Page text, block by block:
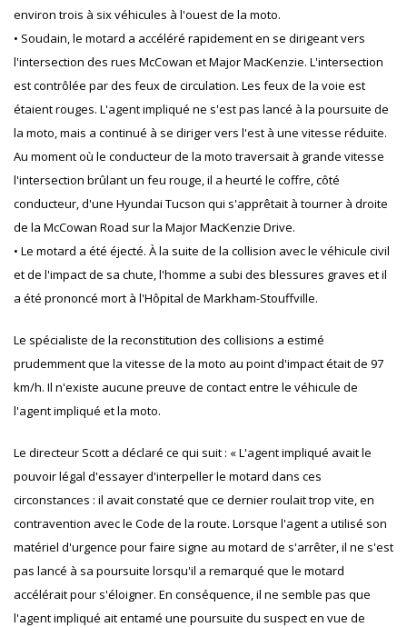
environ trois à six véhicules à l'ouest de la moto.
• Soudain, le motard a accéléré rapidement en se dirigeant vers
l'intersection des rues McCowan et Major MacKenzie. L'intersection
est contrôlée par des feux de circulation. Les feux de la voie est
étaient rouges. L'agent impliqué ne s'est pas lancé à la poursuite de
la moto, mais a continué à se diriger vers l'est à une vitesse réduite.
Au moment où le conducteur de la moto traversait à grande vitesse
l'intersection brûlant un feu rouge, il a heurté le coffre, côté
conducteur, d'une Hyundai Tucson qui s'apprêtait à tourner à droite
de la McCowan Road sur la Major MacKenzie Drive.
• Le motard a été éjecté. À la suite de la collision avec le véhicule civil
et de l'impact de sa chute, l'homme a subi des blessures graves et il
a été prononcé mort à l'Hôpital de Markham-Stouffville.
Le spécialiste de la reconstitution des collisions a estimé
prudemment que la vitesse de la moto au point d'impact était de 97
km/h. Il n'existe aucune preuve de contact entre le véhicule de
l'agent impliqué et la moto.
Le directeur Scott a déclaré ce qui suit : « L'agent impliqué avait le
pouvoir légal d'essayer d'interpeller le motard dans ces
circonstances : il avait constaté que ce dernier roulait trop vite, en
contravention avec le Code de la route. Lorsque l'agent a utilisé son
matériel d'urgence pour faire signe au motard de s'arrêter, il ne s'est
pas lancé à sa poursuite lorsqu'il a remarqué que le motard
accélérait pour s'éloigner. En conséquence, il ne semble pas que
l'agent impliqué ait entamé une poursuite du suspect en vue de